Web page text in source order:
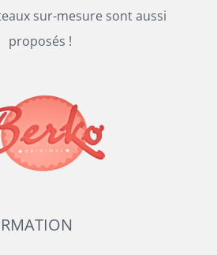
sur-mesure sont aussi
proposés !